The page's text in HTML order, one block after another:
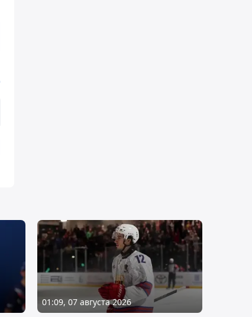
01:09, 07 августа 2026